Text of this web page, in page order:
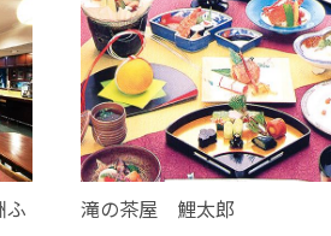
ふ
滝の茶屋 鯉太郎